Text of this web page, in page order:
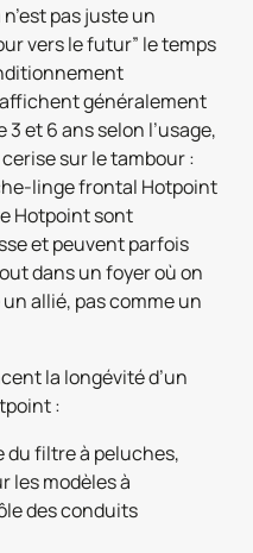
pas juste un
vers le futur” le temps
généralement
et 6 ans selon l’usage,
sur le tambour :
linge frontal Hotpoint
Hotpoint sont
et peuvent parfois
dans un foyer où on
allié, pas comme un
la longévité d’un
:
du filtre à peluches,
les modèles à
des conduits